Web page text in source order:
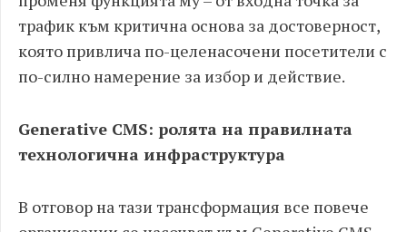
трафик към критична основа за достоверност,
която привлича по-целенасочени посетители с
по-силно намерение за избор и действие.
Generative CMS: ролята на правилната
технологична инфраструктура
В отговор на тази трансформация все повече